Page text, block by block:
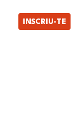
INSCRIU-TE